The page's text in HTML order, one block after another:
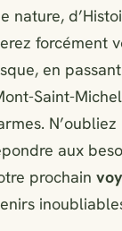
nature,
forcément
en
Saint-
aux
prochain